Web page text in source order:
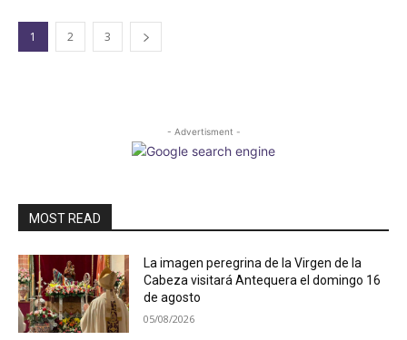
1 2 3
- Advertisment -
MOST READ
La imagen peregrina de la Virgen de la
Cabeza visitará Antequera el domingo 16
de agosto
05/08/2026